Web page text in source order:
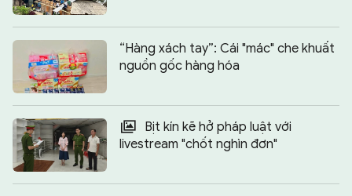
“Hàng xách tay”: Cái "mác" che khuất
nguồn gốc hàng hóa
Bịt kín kẽ hở pháp luật với
livestream "chốt nghìn đơn"